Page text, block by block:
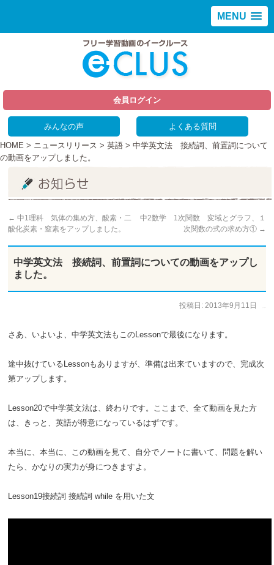
MENU
会員ログイン
みんなの声 よくある質問
HOME > ニュースリリース > 英語 > 中学英文法 接続詞、前置詞について
の動画をアップしました。
← 中1理科 気体の集め方、酸素・二
酸化炭素・窒素をアップしました。
中2数学 1次関数 変域とグラフ、１
次関数の式の求め方① →
中学英文法 接続詞、前置詞についての動画をアップし
ました。
投稿日: 2013年9月11日
さあ、いよいよ、中学英文法もこのLessonで最後になります。
途中抜けているLessonもありますが、準備は出来ていますので、完成次
第アップします。
Lesson20で中学英文法は、終わりです。ここまで、全て動画を見た方
は、きっと、英語が得意になっているはずです。
本当に、本当に、この動画を見て、自分でノートに書いて、問題を解い
たら、かなりの実力が身につきますよ。
Lesson19接続詞 接続詞 while を用いた文